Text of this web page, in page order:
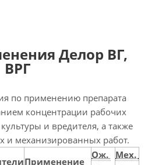
Делор ВГ,
ВРГ
по применению препарата
концентрации рабочих
и вредителя, а также
и механизированных работ.
Применение
Ож.
Мех.